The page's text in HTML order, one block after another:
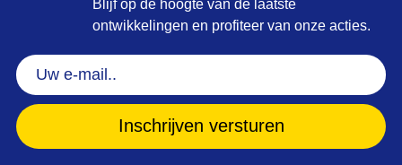
Blijf op de hoogte van de laatste
ontwikkelingen en profiteer van onze acties.
Uw
e-
mail..